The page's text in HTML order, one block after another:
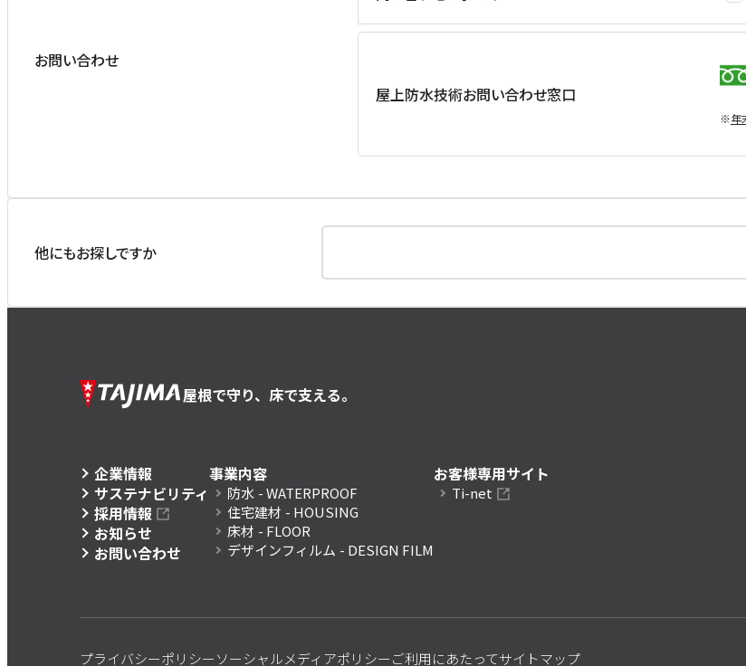
お問い合わせ
屋上防水技術お問い合わせ窓口
※年
他にもお探しですか
屋根で守り、床で支える。
企業情報
サステナビリティ
採用情報
お知らせ
お問い合わせ
事業内容
防水 - WATERPROOF
住宅建材 - HOUSING
床材 - FLOOR
デザインフィルム - DESIGN FILM
お客様専用サイト
Ti-net
プライバシーポリシーソーシャルメディアポリシーご利用にあたってサイトマップ